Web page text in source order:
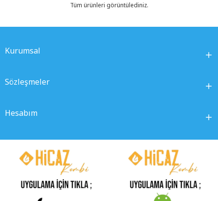
Tüm ürünleri görüntülediniz.
Kurumsal
Sözleşmeler
Hesabım